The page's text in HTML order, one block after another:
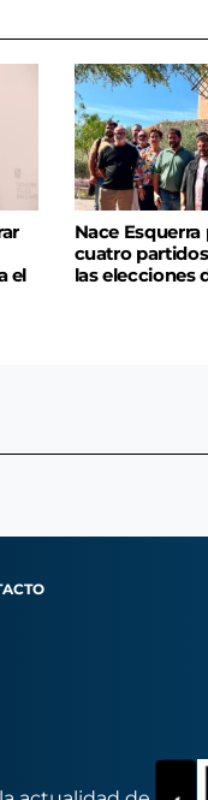
el
Nace Esquerra
cuatro
las elecciones